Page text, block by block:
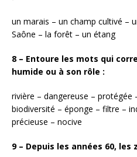
un marais – un champ cultivé –
Saône – la forêt – un étang
8 – Entoure les mots qui
humide ou à son rôle :
rivière – dangereuse – protégée
biodiversité – éponge – filtre –
précieuse – nocive
9 – Depuis les années 60,